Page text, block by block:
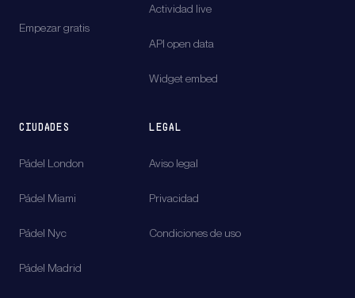
Empezar gratis
Actividad live
API open data
Widget embed
CIUDADES
Pádel London
Pádel Miami
Pádel Nyc
Pádel Madrid
LEGAL
Aviso legal
Privacidad
Condiciones de uso